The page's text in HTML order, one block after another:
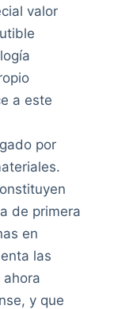
valor
a este
por
de primera
en
las
y que